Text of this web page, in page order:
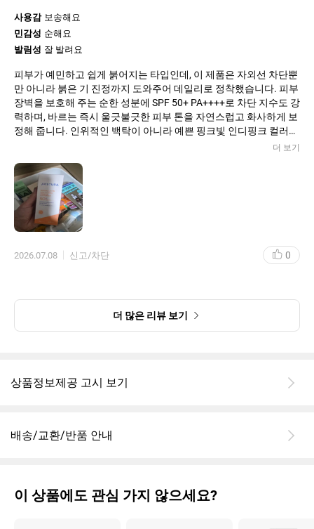
사용감 보송해요
민감성 순해요
발림성 잘 발려요
피부가 예민하고 쉽게 붉어지는 타입인데, 이 제품은 자외선 차단뿐
만 아니라 붉은 기 진정까지 도와주어 데일리로 정착했습니다. 피부
장벽을 보호해 주는 순한 성분에 SPF 50+ PA++++로 차단 지수도 강
력하며, 바르는 즉시 울긋불긋한 피부 톤을 자연스럽고 화사하게 보
정해 줍니다. 인위적인 백탁이 아니라 예쁜 핑크빛 인디핑크 컬러로
톤업이 되기 때문에 파데프리용으로 가볍게 외출할 때 쓰기 딱 좋습
스 대용으로도 훌륭합니다.
더 보기
2026.07.08 신고/차단 0
더 많은 리뷰 보기
상품정보제공 고시 보기
배송/교환/반품 안내
이 상품에도 관심 가지 않으세요?